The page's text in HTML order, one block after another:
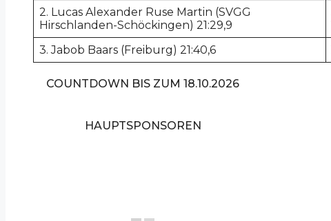
2. Lucas Alexander Ruse Martin (SVGG
Hirschlanden-Schöckingen) 21:29,9
3. Jabob Baars (Freiburg) 21:40,6
COUNTDOWN BIS ZUM 18.10.2026
HAUPTSPONSOREN